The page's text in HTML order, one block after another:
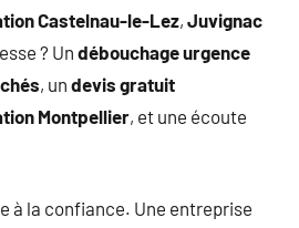
Castelnau-le-Lez, Juvignac
? Un débouchage urgence
, un devis gratuit
Montpellier, et une écoute
à la confiance. Une entreprise